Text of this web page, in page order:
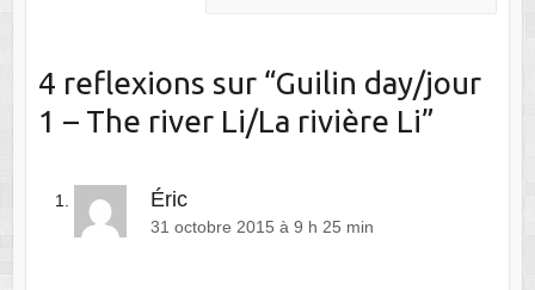
4 reflexions sur “Guilin day/jour
1 – The river Li/La rivière Li”
Éric
31 octobre 2015 à 9 h 25 min